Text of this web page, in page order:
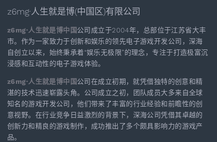
z6mg·人生就是博(中国区)有限公司
z6mg·人生就是博中国公司成立于2004年，总部位于江苏省大丰
市。作为一家致力于创新和娱乐的领先电子游戏开发公司，深海
自创立以来，始终秉承着“娱乐无极限”的理念，专注于打造极富沉
浸感和互动性的电子游戏体验。
z6mg·人生就是博中国公司在成立初期，就凭借独特的创意和精
湛的技术迅速崭露头角。公司成立之初，团队成员大多来自全球
知名的游戏开发公司，他们带来了丰富的行业经验和前瞻性的创
意视野。在行业竞争日益激烈的背景下，深海公司凭借其卓越的
创新力和精良的游戏制作，成功推出了多个颇具影响力的游戏产
品。